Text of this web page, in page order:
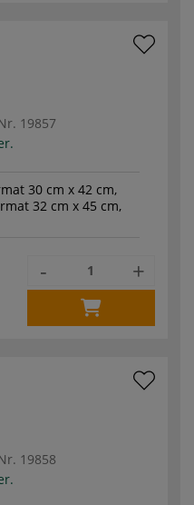
19857
30 cm x 42 cm,
32 cm x 45 cm,
- +
19858